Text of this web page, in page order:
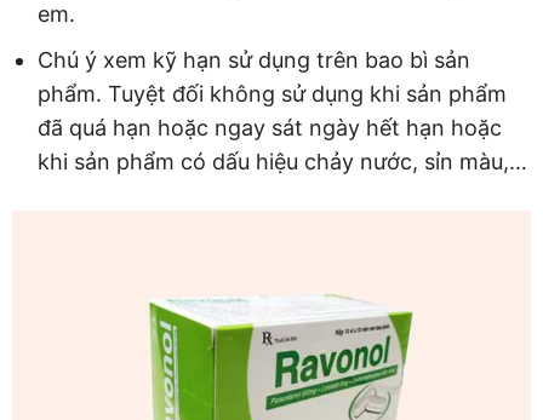
em.
Chú ý xem kỹ hạn sử dụng trên bao bì sản
phẩm. Tuyệt đối không sử dụng khi sản phẩm
đã quá hạn hoặc ngay sát ngày hết hạn hoặc
khi sản phẩm có dấu hiệu chảy nước, sỉn màu,…